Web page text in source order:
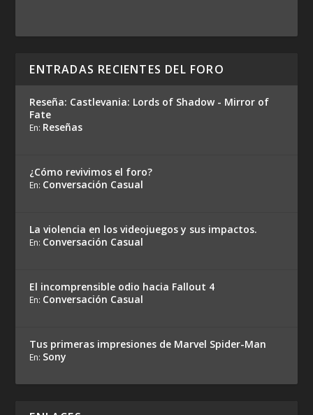
ENTRADAS RECIENTES DEL FORO
Reseña: Castlevania: Lords of Shadow - Mirror of
Fate
En: Reseñas
¿Cómo revivimos el foro?
En: Conversación Casual
La violencia en los videojuegos y sus impactos.
En: Conversación Casual
El incomprensible odio hacia Fallout 4
En: Conversación Casual
Tus primeras impresiones de Marvel Spider-Man
En: Sony